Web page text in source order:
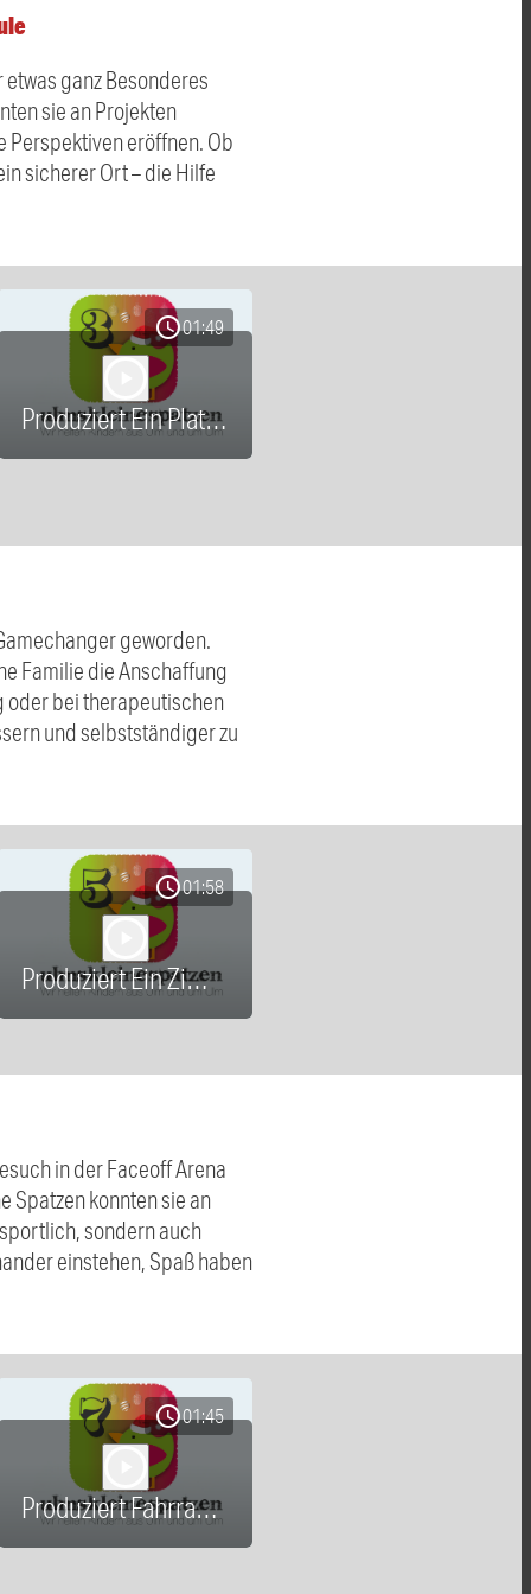
ganz Besonderes
sie an Projekten
eröffnen. Ob
sicherer Ort – die Hilfe
schedule01:49
Produziert Ein Platz auf dem Rücken eines Pferdes 251203.mp3
geworden.
Familie die Anschaffung
oder bei therapeutischen
und selbstständiger zu
schedule01:58
Produziert Ein Zimmer für Lena 251205.mp3
in der Faceoff Arena
Spatzen konnten sie an
sondern auch
einstehen, Spaß haben
schedule01:45
Produziert Fahrrad 251207.mp3